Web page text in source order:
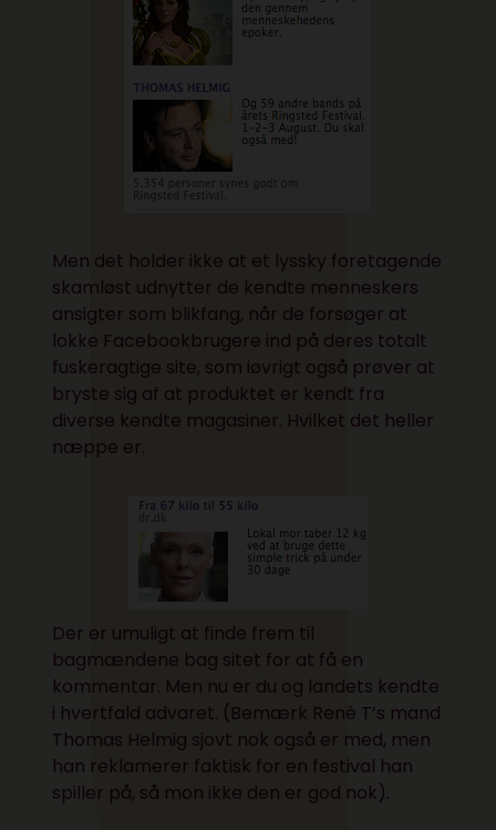
Men det holder ikke at et lyssky foretagende
skamløst udnytter de kendte menneskers
ansigter som blikfang, når de forsøger at
lokke Facebookbrugere ind på deres totalt
fuskeragtige site, som iøvrigt også prøver at
bryste sig af at produktet er kendt fra
diverse kendte magasiner. Hvilket det heller
næppe er.
Der er umuligt at finde frem til
bagmændene bag sitet for at få en
kommentar. Men nu er du og landets kendte
i hvertfald advaret. (Bemærk René T’s mand
Thomas Helmig sjovt nok også er med, men
han reklamerer faktisk for en festival han
spiller på, så mon ikke den er god nok).